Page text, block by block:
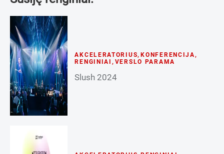
AKCELERATORIUS, KONFERENCIJA,
RENGINIAI , VERSLO PARAMA
Slush 2024